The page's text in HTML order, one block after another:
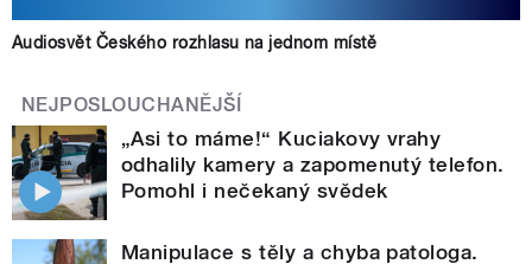
Audiosvět Českého rozhlasu na jednom místě
NEJPOSLOUCHANĚJŠÍ
„Asi to máme!“ Kuciakovy vrahy
odhalily kamery a zapomenutý telefon.
Pomohl i nečekaný svědek
Manipulace s těly a chyba patologa.